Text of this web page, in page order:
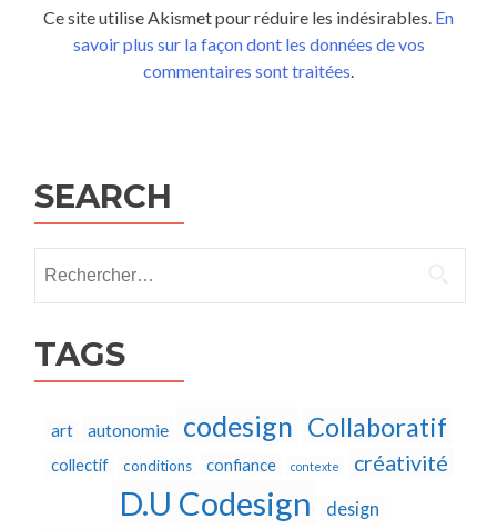
Ce site utilise Akismet pour réduire les indésirables. En
savoir plus sur la façon dont les données de vos
commentaires sont traitées.
SEARCH
TAGS
art autonomie codesign Collaboratif
collectif conditions confiance contexte créativité
D.U Codesign design